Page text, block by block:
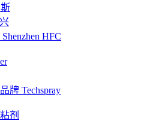
HFC
牌 Techspray
剂